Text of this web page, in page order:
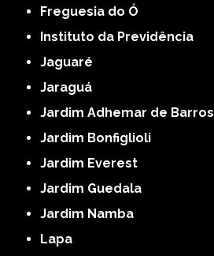
Freguesia do Ó
Instituto da Previdência
Jaguaré
Jaraguá
Jardim Adhemar de Barros
Jardim Bonfiglioli
Jardim Everest
Jardim Guedala
Jardim Namba
Lapa